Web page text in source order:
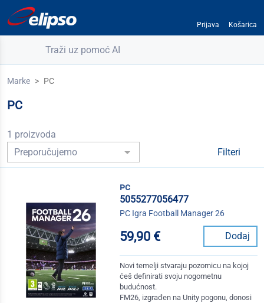
Prijava Košarica
Traži uz pomoć AI
Marke PC
PC
1 proizvoda
Filteri
pc
5055277056477
PC Igra Football Manager 26
59,90 € Dodaj
Novi temelji stvaraju pozornicu na kojoj
ćeš definirati svoju nogometnu
budućnost.
FM26, izgrađen na Unity pogonu, donosi